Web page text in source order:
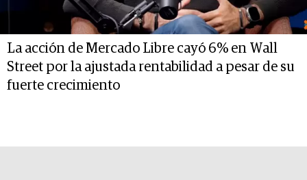
La acción de Mercado Libre cayó 6% en Wall
Street por la ajustada rentabilidad a pesar de su
fuerte crecimiento